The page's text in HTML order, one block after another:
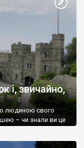
і, звичайно,
людиною свого
– чи знали ви це